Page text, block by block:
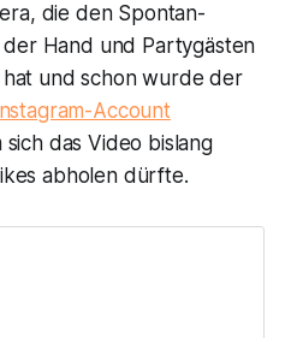
die den Spontan-
Hand und Partygästen
und schon wurde der
Instagram-Account
das Video bislang
abholen dürfte.